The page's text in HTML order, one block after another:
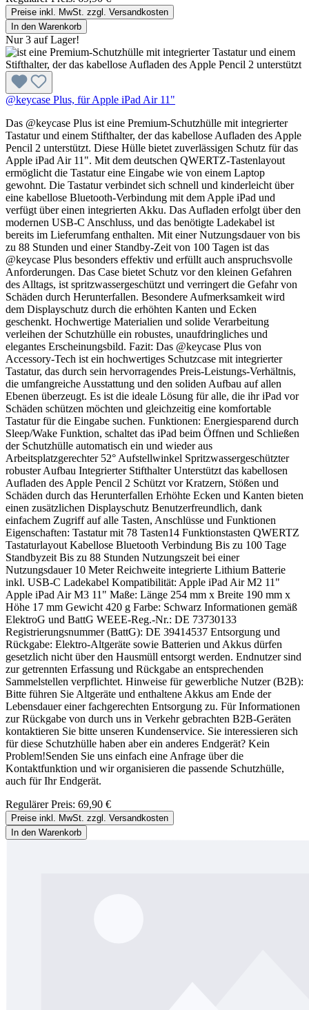
Preise inkl. MwSt. zzgl. Versandkosten
In den Warenkorb
Nur 3 auf Lager!
@keycase Plus, für Apple iPad Air 11"
Das @keycase Plus ist eine Premium-Schutzhülle mit integrierter
Tastatur und einem Stifthalter, der das kabellose Aufladen des Apple
Pencil 2 unterstützt. Diese Hülle bietet zuverlässigen Schutz für das
Apple iPad Air 11". Mit dem deutschen QWERTZ-Tastenlayout
ermöglicht die Tastatur eine Eingabe wie von einem Laptop
gewohnt. Die Tastatur verbindet sich schnell und kinderleicht über
eine kabellose Bluetooth-Verbindung mit dem Apple iPad und
verfügt über einen integrierten Akku. Das Aufladen erfolgt über den
modernen USB-C Anschluss, und das benötigte Ladekabel ist
bereits im Lieferumfang enthalten. Mit einer Nutzungsdauer von bis
zu 88 Stunden und einer Standby-Zeit von 100 Tagen ist das
@keycase Plus besonders effektiv und erfüllt auch anspruchsvolle
Anforderungen. Das Case bietet Schutz vor den kleinen Gefahren
des Alltags, ist spritzwassergeschützt und verringert die Gefahr von
Schäden durch Herunterfallen. Besondere Aufmerksamkeit wird
dem Displayschutz durch die erhöhten Kanten und Ecken
geschenkt. Hochwertige Materialien und solide Verarbeitung
verleihen der Schutzhülle ein robustes, unaufdringliches und
elegantes Erscheinungsbild. Fazit: Das @keycase Plus von
Accessory-Tech ist ein hochwertiges Schutzcase mit integrierter
Tastatur, das durch sein hervorragendes Preis-Leistungs-Verhältnis,
die umfangreiche Ausstattung und den soliden Aufbau auf allen
Ebenen überzeugt. Es ist die ideale Lösung für alle, die ihr iPad vor
Schäden schützen möchten und gleichzeitig eine komfortable
Tastatur für die Eingabe suchen. Funktionen: Energiesparend durch
Sleep/Wake Funktion, schaltet das iPad beim Öffnen und Schließen
der Schutzhülle automatisch ein und wieder aus
Arbeitsplatzgerechter 52° Aufstellwinkel Spritzwassergeschützter
robuster Aufbau Integrierter Stifthalter Unterstützt das kabellosen
Aufladen des Apple Pencil 2 Schützt vor Kratzern, Stößen und
Schäden durch das Herunterfallen Erhöhte Ecken und Kanten bieten
einen zusätzlichen Displayschutz Benutzerfreundlich, dank
einfachem Zugriff auf alle Tasten, Anschlüsse und Funktionen
Eigenschaften: Tastatur mit 78 Tasten14 Funktionstasten QWERTZ
Tastaturlayout Kabellose Bluetooth Verbindung Bis zu 100 Tage
Standbyzeit Bis zu 88 Stunden Nutzungszeit bei einer
Nutzungsdauer 10 Meter Reichweite integrierte Lithium Batterie
inkl. USB-C Ladekabel Kompatibilität: Apple iPad Air M2 11"
Apple iPad Air M3 11" Maße: Länge 254 mm x Breite 190 mm x
Höhe 17 mm Gewicht 420 g Farbe: Schwarz Informationen gemäß
ElektroG und BattG WEEE-Reg.-Nr.: DE 73730133
Registrierungsnummer (BattG): DE 39414537 Entsorgung und
Rückgabe: Elektro-Altgeräte sowie Batterien und Akkus dürfen
gesetzlich nicht über den Hausmüll entsorgt werden. Endnutzer sind
zur getrennten Erfassung und Rückgabe an entsprechenden
Sammelstellen verpflichtet. Hinweise für gewerbliche Nutzer (B2B):
Bitte führen Sie Altgeräte und enthaltene Akkus am Ende der
Lebensdauer einer fachgerechten Entsorgung zu. Für Informationen
zur Rückgabe von durch uns in Verkehr gebrachten B2B-Geräten
kontaktieren Sie bitte unseren Kundenservice. Sie interessieren sich
für diese Schutzhülle haben aber ein anderes Endgerät? Kein
Problem!Senden Sie uns einfach eine Anfrage über die
Kontaktfunktion und wir organisieren die passende Schutzhülle,
auch für Ihr Endgerät.
Regulärer Preis: 69,90 €
Preise inkl. MwSt. zzgl. Versandkosten
In den Warenkorb